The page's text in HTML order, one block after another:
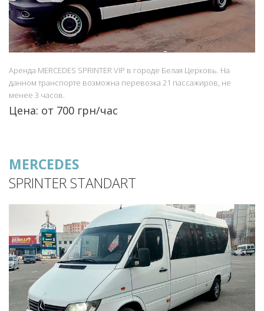
Аренда MERCEDES SPRINTER VIP в городе Белая Церковь. На
данном транспорте возможна перевозка 21 пассажиров, не
менее 3 часов.
Цена: от 700 грн/час
MERCEDES
SPRINTER STANDART